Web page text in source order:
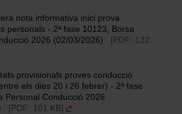
nota informativa inici prova
personals - 2ª fase 10123, Borsa
2026 (02/03/2026)
[PDF: 132
provisionals proves conducció
els dies 20 i 26 febrer) - 2ª fase
Personal Conducció 2026
[PDF: 101 KB]